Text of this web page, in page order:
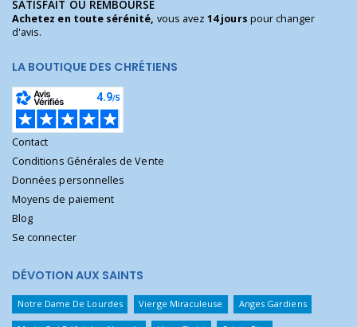
SATISFAIT OU REMBOURSÉ
Achetez en toute sérénité, vous avez14 jours pour changer
d'avis.
LA BOUTIQUE DES CHRÉTIENS
Contact
Conditions Générales de Vente
Données personnelles
Moyens de paiement
Blog
Se connecter
DÉVOTION AUX SAINTS
Notre Dame De Lourdes Vierge Miraculeuse Anges Gardiens